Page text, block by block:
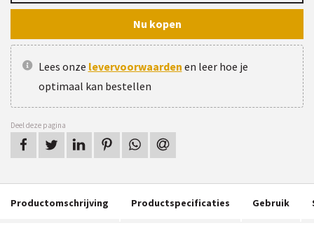
Nu kopen
Lees onze levervoorwaarden en leer hoe je
optimaal kan bestellen
Deel deze pagina
op Facebookop Twitterop LinkedInop Pinterestop WhatsApp
Productomschrijving Productspecificaties Gebruik